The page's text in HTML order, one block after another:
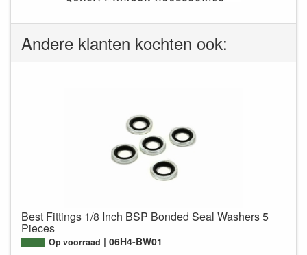
Andere klanten kochten ook:
Best Fittings 1/8 Inch BSP Bonded Seal Washers 5
Pieces
Op voorraad 06H4-BW01